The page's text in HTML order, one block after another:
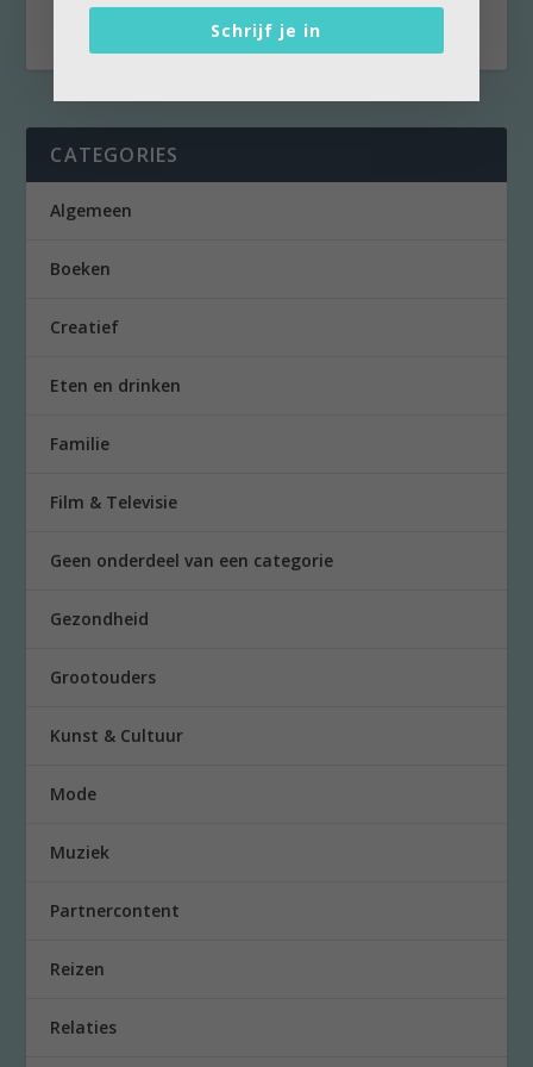
CATEGORIES
Algemeen
Boeken
Creatief
Eten en drinken
Familie
Film & Televisie
Geen onderdeel van een categorie
Gezondheid
Grootouders
Kunst & Cultuur
Mode
Muziek
Partnercontent
Reizen
Relaties
Schrijf je in